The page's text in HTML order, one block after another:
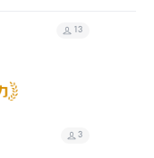
35种，41卷。此外，
高译经数量，都比《众
般守意经》详细地介绍
来天台宗教授的止观所
又说诸菩萨度人欲使人
印度当时佛教弘传的情
译。由于当时译经尚属
13
3